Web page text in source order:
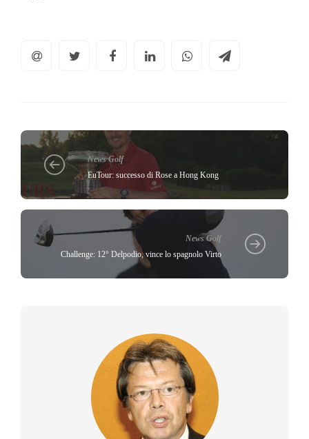
News Golf
EuTour: successo di Rose a Hong Kong
News Golf
Challenge: 12° Delpodio, vince lo spagnolo Virto